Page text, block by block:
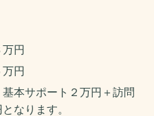
円
本サポート２万円＋訪問
なります。